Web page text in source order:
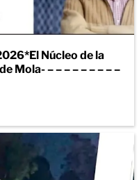
Núcleo de la
Mola- – – – – – – – – –